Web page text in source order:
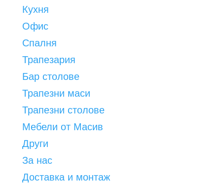
Кухня
Офис
Спалня
Трапезария
Бар столове
Трапезни маси
Трапезни столове
Мебели от Масив
Други
За нас
Доставка и монтаж